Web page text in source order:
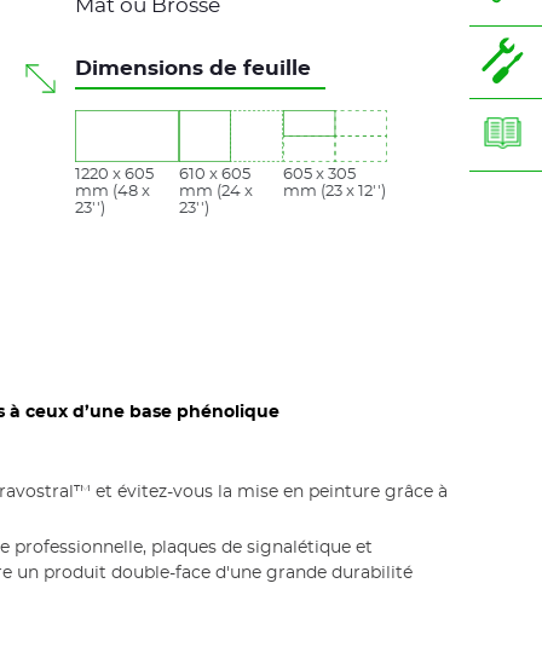
Mat ou Brossé
Dimensions de feuille
1220 x 605
mm (48 x
23'')
610 x 605
mm (24 x
23'')
605 x 305
mm (23 x 12'')
à ceux d’une base phénolique
et évitez-vous la mise en peinture grâce à
professionnelle, plaques de signalétique et
un produit double-face d'une grande durabilité